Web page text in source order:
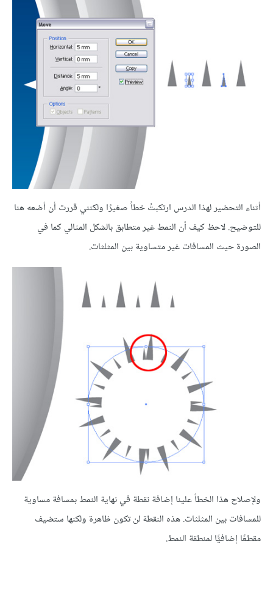
أثناء التحضير لهذا الدرس ارتكبتُ خطاً صغيرًا ولكنني قررت أن أضعه هنا
للتوضيح. لاحظ كيف أن النمط غير متطابق بالشكل المثالي كما في
الصورة حيث المسافات غير متساوية بين المثلثات.
ولإصلاح هذا الخطأ علينا إضافة نقطة في نهاية النمط بمسافة مساوية
للمسافات بين المثلثات. هذه النقطة لن تكون ظاهرة ولكنها ستضيف
مقطعًا إضافيًّا لمنطقة النمط.